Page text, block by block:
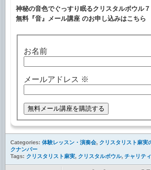
神秘の音色でぐっすり眠るクリスタルボウル
無料『音』メール講座 のお申し込みはこちら
お名前
メールアドレス ※
Categories: 体験レッスン・演奏会, クリスタリスト麻実
クナンバー
Tags: クリスタリスト麻実, クリスタルボウル, チャリテ